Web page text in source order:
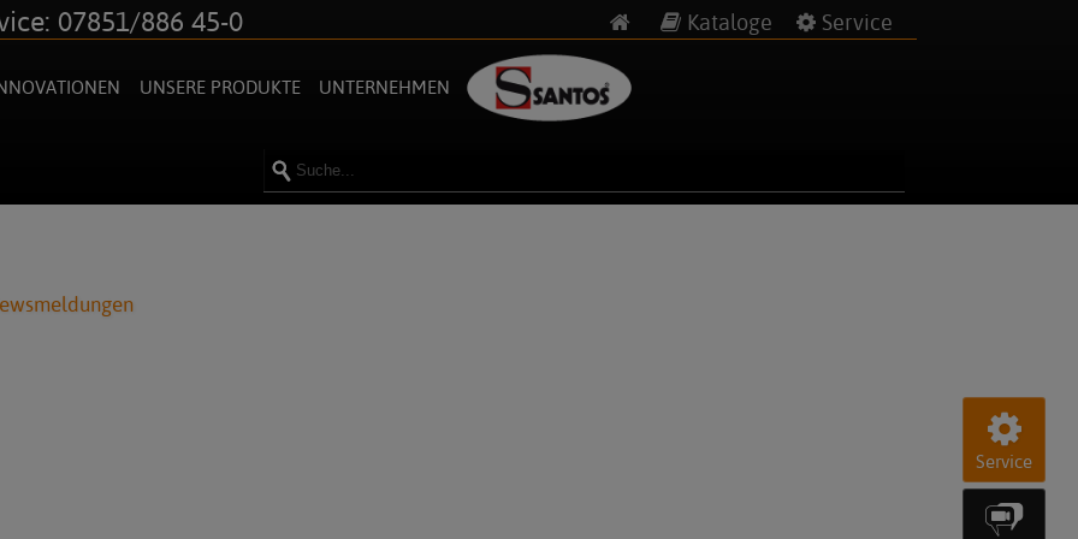
Service
07851/886 45-0 Kataloge Service
UNSERE PRODUKTE UNTERNEHMEN